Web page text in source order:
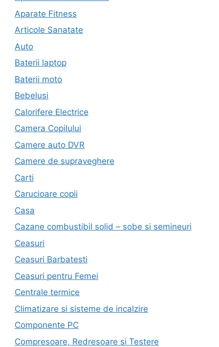
Aparate Fitness
Articole Sanatate
Auto
Baterii laptop
Baterii moto
Bebelusi
Calorifere Electrice
Camera Copilului
Camere auto DVR
Camere de supraveghere
Carti
Carucioare copii
Casa
Cazane combustibil solid – sobe si semineuri
Ceasuri
Ceasuri Barbatesti
Ceasuri pentru Femei
Centrale termice
Climatizare si sisteme de incalzire
Componente PC
Compresoare, Redresoare si Testere